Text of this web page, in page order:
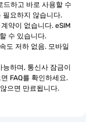
드하고 바로 사용할 수
필요하지 않습니다.
약이 없습니다. eSIM
수 있습니다.
도 저하 없음. 모바일
하며, 통신사 잠금이
FAQ를 확인하세요.
으면 만료됩니다.